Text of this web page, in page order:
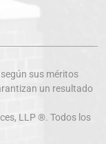
sus méritos
un resultado
, LLP ®. Todos los